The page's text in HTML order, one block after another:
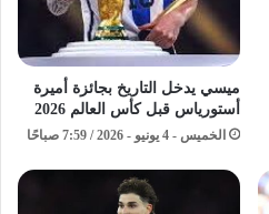
ميسي يدخل التاريخ بجائزة أميرة
أستورياس قبل كأس العالم 2026
الخميس - 4 يونيو - 2026 / 7:59 صباحًا